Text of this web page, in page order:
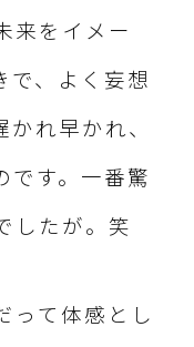
来をイメー
で、よく妄想
れ早かれ、
です。一番驚
したが。笑
って体感とし